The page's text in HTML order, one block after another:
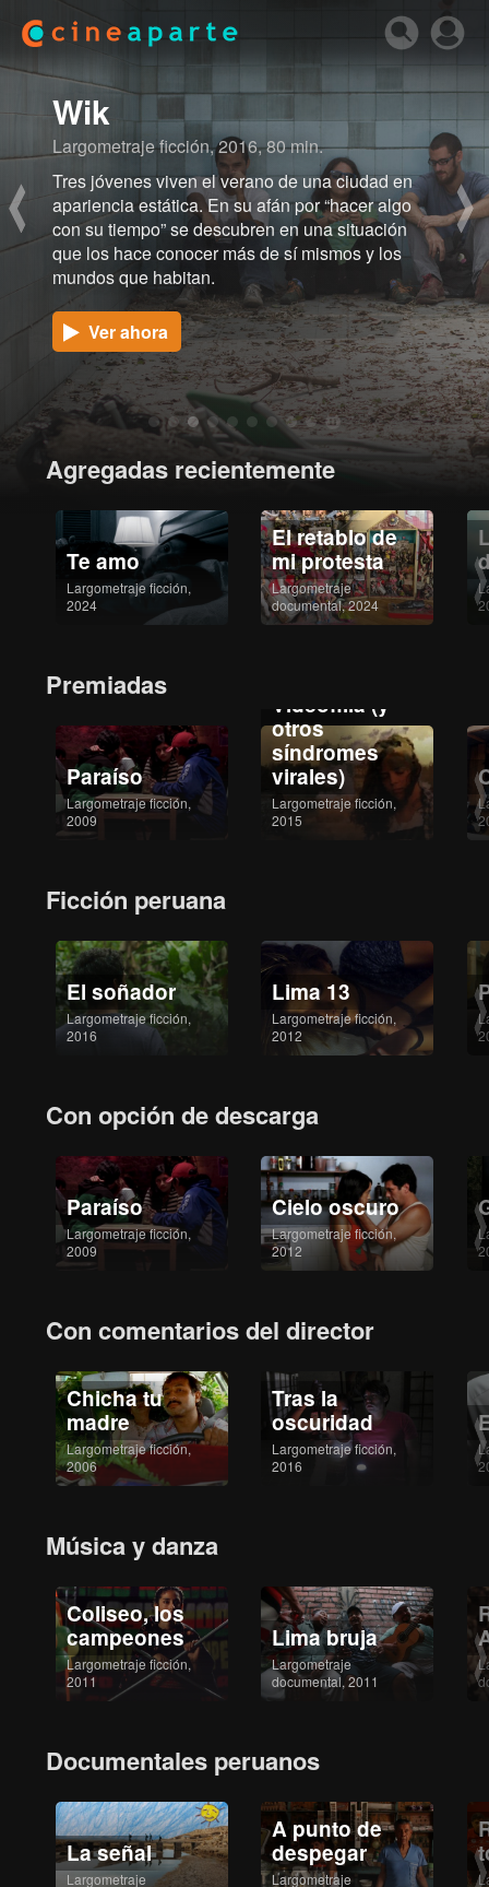
Wik
Largometraje ficción, 2016, 80 min.
Tres jóvenes viven el verano de una ciudad en
apariencia estática. En su afán por “hacer algo
con su tiempo” se descubren en una situación
que los hace conocer más de sí mismos y los
mundos que habitan.
ver ahora
Agregadas recientemente
Te amo
Largometraje ficción,
2024
El retablo de
mi protesta
Largometraje
documental, 2024
Premiadas
Paraíso
Largometraje ficción,
2009
Videofilia (y
otros
síndromes
virales)
Largometraje ficción,
2015
Ficción peruana
El soñador
Largometraje ficción,
2016
Lima 13
Largometraje ficción,
2012
Con opción de descarga
Paraíso
Largometraje ficción,
2009
Cielo oscuro
Largometraje ficción,
2012
Con comentarios del director
Chicha tu
madre
Largometraje ficción,
2006
Tras la
oscuridad
Largometraje ficción,
2016
Música y danza
Coliseo, los
campeones
Largometraje ficción,
2011
Lima bruja
Largometraje
documental, 2011
Documentales peruanos
La señal
Largometraje
A punto de
despegar
Largometraje